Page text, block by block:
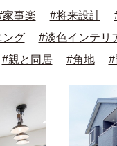
家事楽 #将来設計
ング #淡色インテリ
#親と同居 #角地 #